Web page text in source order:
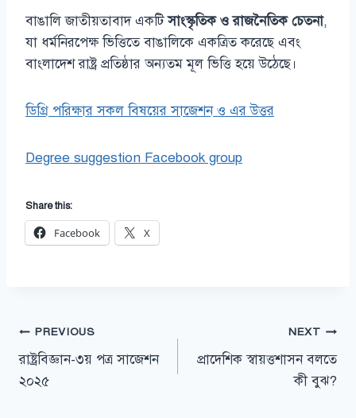
বাঙালি জাতীয়তাবাদ একটিসাংস্কৃতিক ও রাজনৈতিক চেতনা,
যা ধর্মনিরপেক্ষ ভিত্তিতে বাঙালিকে একত্রিত করেছে এবং
বাংলাদেশ রাষ্ট্র প্রতিষ্ঠার অন্যতম মূল ভিত্তি হয়ে উঠেছে।
ডিগ্রি পরিক্ষার সকল বিষয়ের সাজেশন ও এর উত্তর
Degree suggestion Facebook group
Share this:
Facebook X
Post
navigation
PREVIOUS
রাষ্ট্রবিজ্ঞান-৩য় পত্র সাজেশন
২০২৫
NEXT
প্রাদেশিক স্বায়ত্তশাসন বলতে
কী বুঝ?